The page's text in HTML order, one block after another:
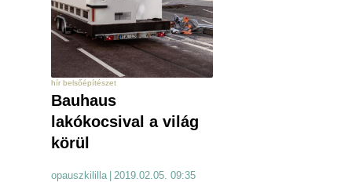
hír belsőépítészet
Bauhaus
lakókocsival a világ
körül
opauszkililla 2019.02.05. 09:35